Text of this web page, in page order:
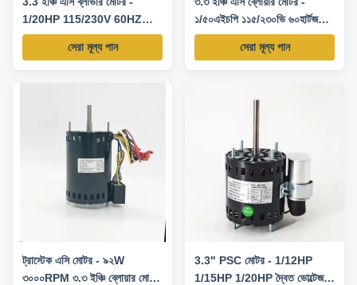
1/20HP 115/230V 60HZ
1550RPM
সেরা মূল্য পান
১/৫০এইচপি ১১৫/২৩০ভি ৬০হার্টজ
১৫৫০আরপিএম
সেরা মূল্য পান
ট্রাস্টেক এসি মোটর - ৯২W
৩০০০RPM ৩.৩ ইঞ্চি ব্লোয়ার মোটর
3.3" PSC মোটর - 1/12HP
1/15HP 1/20HP দ্বৈত ভোল্টেজ